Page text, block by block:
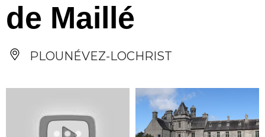
de Maillé
PLOUNÉVEZ-LOCHRIST